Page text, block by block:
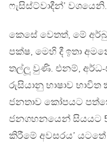
ෆැසිස්ට්වාදීන්’ වශයෙනි.
කෙසේ වෙතත්, මේ
පක්ෂ, මෙහි දී ඉතා
තල්ලූ වුණි. එනම්, අර්ධ-
රුසියානු භාෂාව
ජනතාව කෝපයට
ජනගහනයෙන් සියයට
කිරීමේ අවසරය’